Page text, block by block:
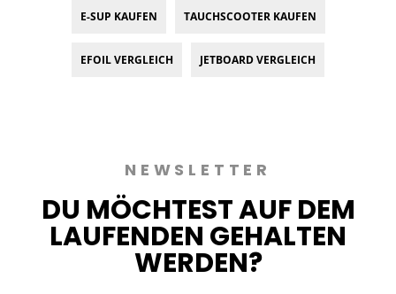
E-SUP KAUFEN TAUCHSCOOTER KAUFEN
EFOIL VERGLEICH JETBOARD VERGLEICH
NEWSLETTER
DU MÖCHTEST AUF DEM
LAUFENDEN GEHALTEN
WERDEN?